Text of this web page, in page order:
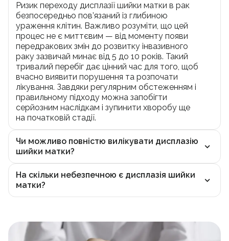
Ризик переходу дисплазії шийки матки в рак
безпосередньо пов’язаний із глибиною
ураження клітин. Важливо розуміти, що цей
процес не є миттєвим — від моменту появи
передракових змін до розвитку інвазивного
раку зазвичай минає від 5 до 10 років. Такий
тривалий перебіг дає цінний час для того, щоб
вчасно виявити порушення та розпочати
лікування. Завдяки регулярним обстеженням і
правильному підходу можна запобігти
серйозним наслідкам і зупинити хворобу ще
на початковій стадії.
Чи можливо повністю вилікувати дисплазію
шийки матки?
На скільки небезпечною є дисплазія шийки
матки?